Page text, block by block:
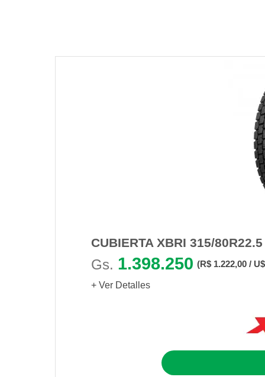
CUBIERTA XBRI 315/
Gs. 1.398.250 (R$ 1.222,00 /
+ Ver Detalles